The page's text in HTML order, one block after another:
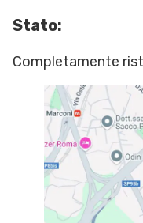
Stato:
Completamente